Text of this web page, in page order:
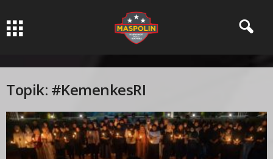
Topik: #KemenkesRI